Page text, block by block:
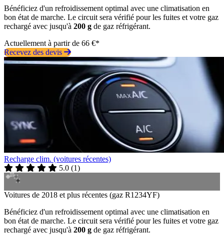
Bénéficiez d'un refroidissement optimal avec une climatisation en
bon état de marche. Le circuit sera vérifié pour les fuites et votre gaz
rechargé avec jusqu'à 200 g de gaz réfrigérant.
Actuellement à partir de 66 €*
Recevez des devis
Recharge clim. (voitures récentes)
5.0 (1)
Voitures de 2018 et plus récentes (gaz R1234YF)
Bénéficiez d'un refroidissement optimal avec une climatisation en
bon état de marche. Le circuit sera vérifié pour les fuites et votre gaz
rechargé avec jusqu'à 200 g de gaz réfrigérant.